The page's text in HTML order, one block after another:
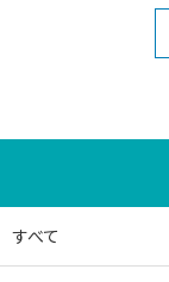
すべて